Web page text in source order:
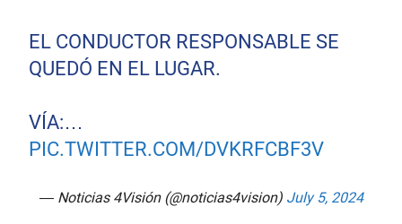
EL CONDUCTOR RESPONSABLE SE
QUEDÓ EN EL LUGAR.
VÍA:…
PIC.TWITTER.COM/DVKRFCBF3V
— Noticias 4Visión (@noticias4vision) July 5, 2024